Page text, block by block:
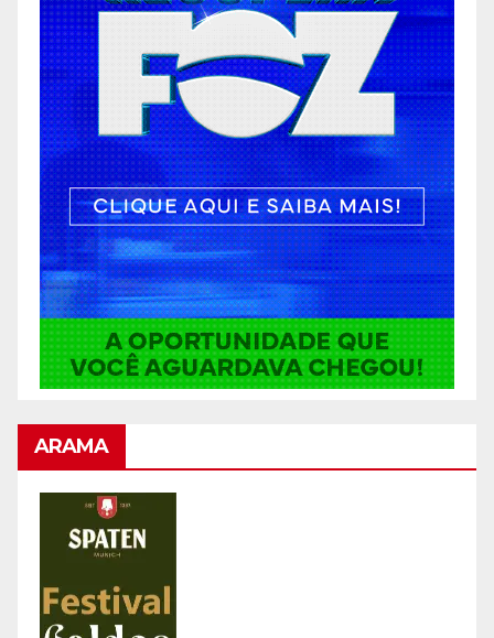
ARAMA